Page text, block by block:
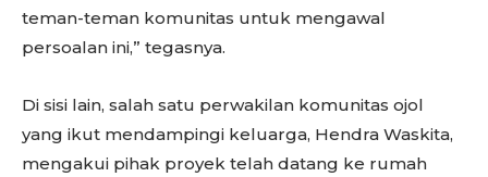
teman-teman komunitas untuk mengawal
persoalan ini,” tegasnya.
Di sisi lain, salah satu perwakilan komunitas ojol
yang ikut mendampingi keluarga, Hendra Waskita,
mengakui pihak proyek telah datang ke rumah